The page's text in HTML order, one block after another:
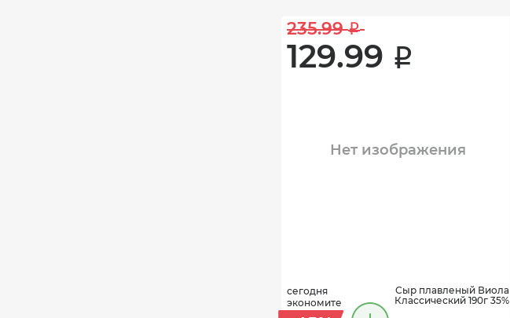
235.99 i
129.99 i
Нет изображения
сегодня
экономите
Сыр плавленый Виола
Классический 190г 35%